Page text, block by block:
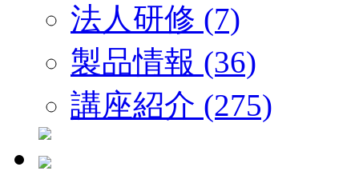
法人研修 (7)
製品情報 (36)
講座紹介 (275)